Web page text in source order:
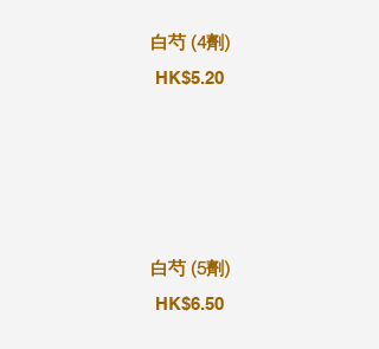
白芍 (4劑)
HK$5.20
白芍 (5劑)
HK$6.50